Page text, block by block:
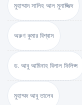
মুহাম্মাদ সালিহ আল মুনাজ্জিদ
অরুণ কুমার বিশ্বাস
ড. আবু আমিনাহ বিলাল ফিলিপ্স
মুহাম্মদ আবু তালেব